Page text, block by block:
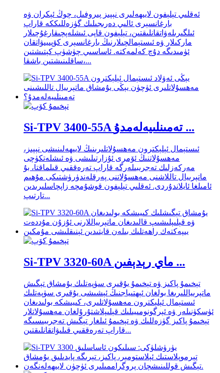
ئەقلىي تېلېفون لايىھەلىرى نېپىز پىروفىل، چوڭ ئېكران ۋە
بارغانسېرى ئالىي دەرىجىلىك گۈزەللىككە قاراپ
ئىلگىرىلەۋاتقانلىقتىن، تېلېفون قاپى ئىشلەپچىقارغۇچىلار
ماركىلار ۋە ئىستېمالچىلارنىڭ بارغانسېرى كۆپىيىۋاتقان
ئۈمىدىگە دۇچ كەلمەكتە. ئاساسىي چۈشۈپ كېتىشتىن
ساقلىنىشتىن باشقا،...
Si-TPV 3400-55A تەمىنلىيەلەمدۇ ...
ئىستېمال ئېلېكترون مەھسۇلاتلىرىنىڭ لايىھەلىنىشى نېپىز،
مەھسۇلاتنىڭ ئۆمرى ئۇزارتىلىشى ۋە ئىشلەتكۈچى
مەركەزلىك تەجرىبىلەرگە قاراپ تەرەققىي قىلماقتا، بۇ
ماتېرىيال تاللاشنى مەھسۇلاتنى پەرقلەندۈرۈشتىكى مۇھىم
ئامىلغا ئايلاندۇردى. ئەقلىي تېلېفون قوشۇمچە زاپچاسلىرىدىن
تارتىپ...
Si-TPV 3320-60A ماي رېدېفىن ...
تېخىمۇ پاكىز ۋە تېخىمۇ يۇقىرى سۈپەتلىك يۇمشاق تېگىش
ماتېرىياللىرىغا بولغان ئېھتىياجنىڭ ئېشىشى يۇقىرى سۈپەتلىك
ئىستېمال ئېلېكترون مەھسۇلاتلىرى، كىيىشكە بولىدىغان
ئۈسكۈنىلەر ۋە ئېرگونومىيىلىك قېلىپلاشتۇرۇلغان مەھسۇلاتلار
تېخىمۇ پاكىز گۈزەللىك ۋە تېخىمۇ ئىلغار تېگىش تەجرىبىسىگە
قاراپ تەرەققىي قىلىۋاتقانلىقتىن...